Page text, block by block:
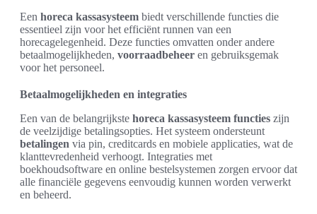
Een horeca kassasysteem biedt verschillende functies die
essentieel zijn voor het efficiënt runnen van een
horecagelegenheid. Deze functies omvatten onder andere
betaalmogelijkheden, voorraadbeheer en gebruiksgemak
voor het personeel.
Betaalmogelijkheden en integraties
Een van de belangrijkste horeca kassasysteem functies zijn
de veelzijdige betalingsopties. Het systeem ondersteunt
betalingen via pin, creditcards en mobiele applicaties, wat de
klanttevredenheid verhoogt. Integraties met
boekhoudsoftware en online bestelsystemen zorgen ervoor dat
alle financiële gegevens eenvoudig kunnen worden verwerkt
en beheerd.